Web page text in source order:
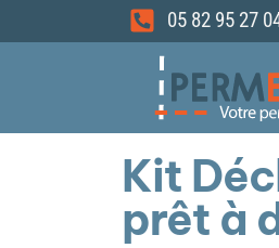
05 82 95 27
Kit
prêt à